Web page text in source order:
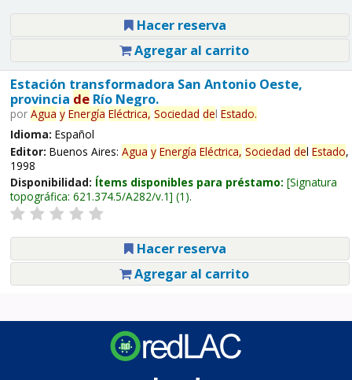
Hacer reserva
Agregar al carrito
Estación transformadora San Antonio Oeste,
provincia deRío Negro.
por Agua y Energía Eléctrica, Sociedad del Estado.
Idioma: Español
Editor: Buenos Aires: Agua y Energía Eléctrica, Sociedad del Estado,
1998
Disponibilidad: Ítems disponibles para préstamo: Signatura
topográfica: 621.374.5/A282/v.1 (1).
Hacer reserva
Agregar al carrito